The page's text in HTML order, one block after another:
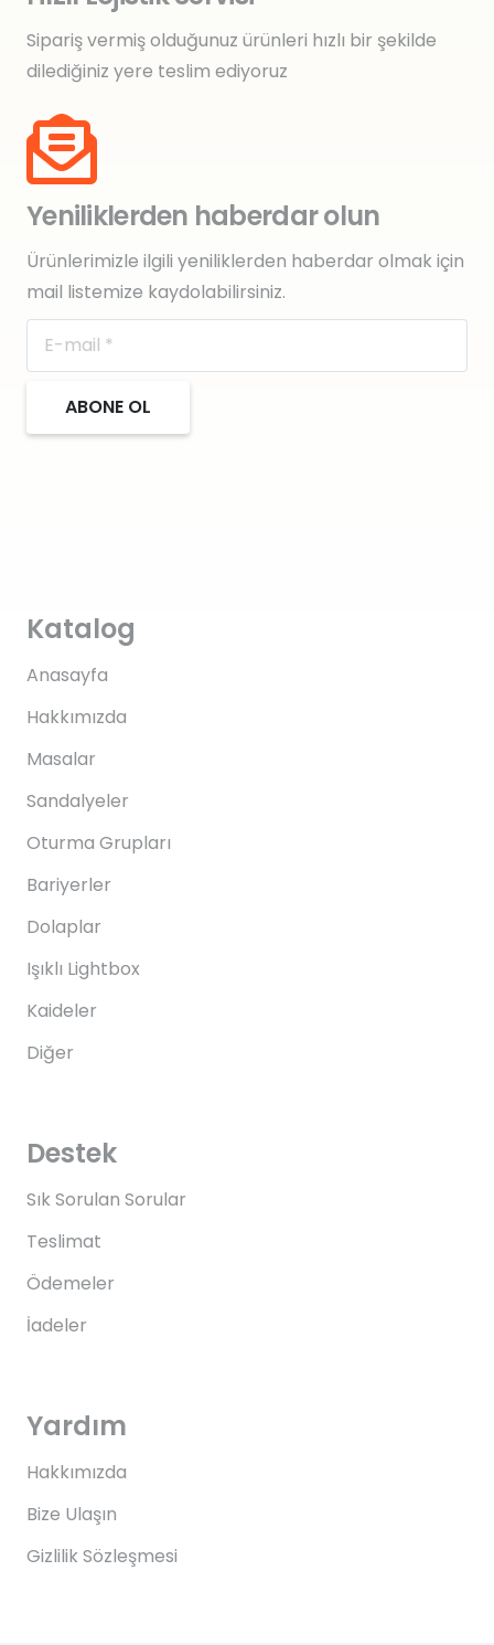
Sipariş vermiş olduğunuz ürünleri hızlı bir şekilde
dilediğiniz yere teslim ediyoruz
Yeniliklerden haberdar olun
Ürünlerimizle ilgili yeniliklerden haberdar olmak için
mail listemize kaydolabilirsiniz.
ABONE OL
Katalog
Anasayfa
Hakkımızda
Masalar
Sandalyeler
Oturma Grupları
Bariyerler
Dolaplar
Işıklı Lightbox
Kaideler
Diğer
Destek
Sık Sorulan Sorular
Teslimat
Ödemeler
İadeler
Yardım
Hakkımızda
Bize Ulaşın
Gizlilik Sözleşmesi